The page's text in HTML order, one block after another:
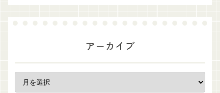
アーカイブ